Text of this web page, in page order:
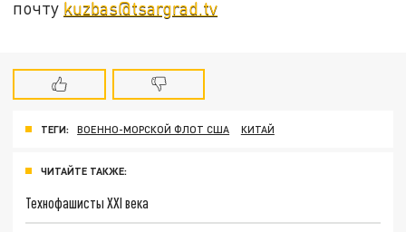
почту kuzbas@tsargrad.tv
ТЕГИ: ВОЕННО-МОРСКОЙ ФЛОТ США КИТАЙ
ЧИТАЙТЕ ТАКЖЕ:
Технофашисты XXI века